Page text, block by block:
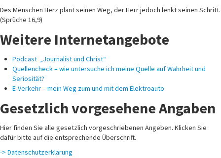
Des Menschen Herz plant seinen Weg, der Herr jedoch lenkt seinen Schritt.
(Sprüche 16,9)
Weitere Internetangebote
Podcast „Journalist und Christ“
Quellencheck – wie untersuche ich meine Quelle auf Wahrheit und
Seriosität?
E-Verkehr – mein Weg zum und mit dem Elektroauto
Gesetzlich vorgesehene Angaben
Hier finden Sie alle gesetzlich vorgeschriebenen Angeben. Klicken Sie
dafür bitte auf die entsprechende Überschrift.
-> Datenschutzerklärung